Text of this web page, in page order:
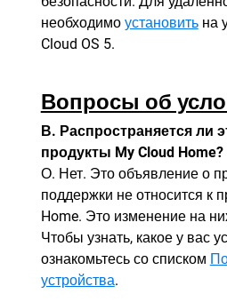
необходимо установитьна
Cloud OS 5.
Вопросы об
В. Распространяется ли
продукты My Cloud Home?
О. Нет. Это объявление о
поддержки не относится к
Home. Это изменение на
Чтобы узнать, какое у вас
ознакомьтесь со списком
устройства.